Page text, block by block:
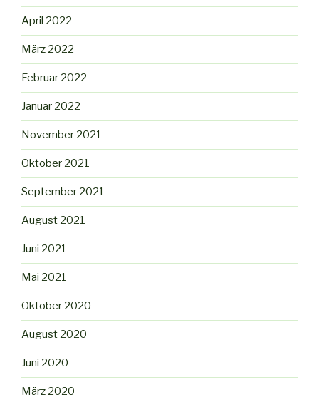
April 2022
März 2022
Februar 2022
Januar 2022
November 2021
Oktober 2021
September 2021
August 2021
Juni 2021
Mai 2021
Oktober 2020
August 2020
Juni 2020
März 2020